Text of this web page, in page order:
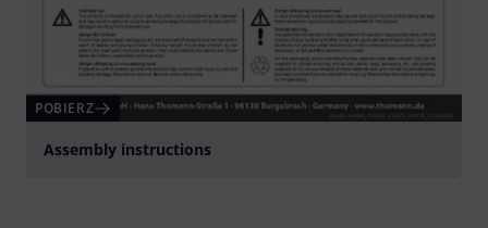
POBIERZ
Assembly instructions